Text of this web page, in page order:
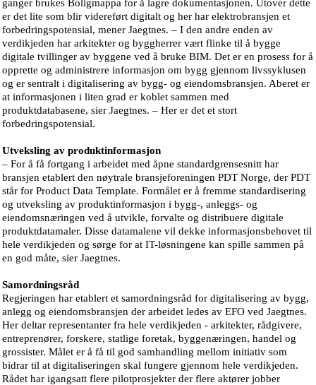
ganger brukes Boligmappa for å lagre dokumentasjonen. Utover dette
er det lite som blir videreført digitalt og her har elektrobransjen et
forbedringspotensial, mener Jaegtnes. – I den andre enden av
verdikjeden har arkitekter og byggherrer vært flinke til å bygge
digitale tvillinger av byggene ved å bruke BIM. Det er en prosess for å
opprette og administrere informasjon om bygg gjennom livssyklusen
og er sentralt i digitalisering av bygg- og eiendomsbransjen. Aberet er
at informasjonen i liten grad er koblet sammen med
produktdatabasene, sier Jaegtnes. – Her er det et stort
forbedringspotensial.
Utveksling av produktinformasjon
– For å få fortgang i arbeidet med åpne standardgrensesnitt har
bransjen etablert den nøytrale bransjeforeningen PDT Norge, der PDT
står for Product Data Template. Formålet er å fremme standardisering
og utveksling av produktinformasjon i bygg-, anleggs- og
eiendomsnæringen ved å utvikle, forvalte og distribuere digitale
produktdatamaler. Disse datamalene vil dekke informasjonsbehovet til
hele verdikjeden og sørge for at IT-løsningene kan spille sammen på
en god måte, sier Jaegtnes.
Samordningsråd
Regjeringen har etablert et samordningsråd for digitalisering av bygg,
anlegg og eiendomsbransjen der arbeidet ledes av EFO ved Jaegtnes.
Her deltar representanter fra hele verdikjeden - arkitekter, rådgivere,
entreprenører, forskere, statlige foretak, byggenæringen, handel og
grossister. Målet er å få til god samhandling mellom initiativ som
bidrar til at digitaliseringen skal fungere gjennom hele verdikjeden.
Rådet har igangsatt flere pilotprosjekter der flere aktører jobber